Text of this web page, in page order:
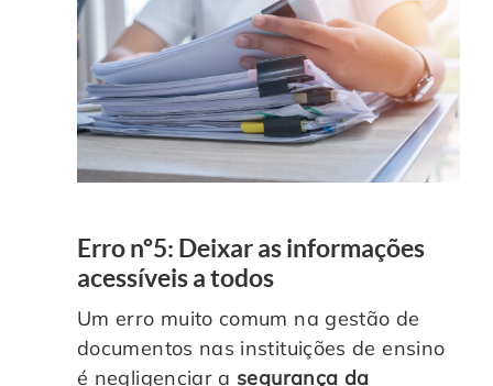
Erro nº5: Deixar as informações
acessíveis a todos
Um erro muito comum na gestão de
documentos nas instituições de ensino
é negligenciar a segurança da